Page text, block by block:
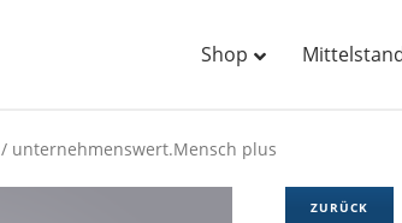
Shop
/ unternehmenswert.Mensch plus
ZURÜCK